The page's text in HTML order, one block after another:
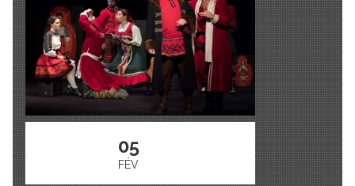
05
FÉV